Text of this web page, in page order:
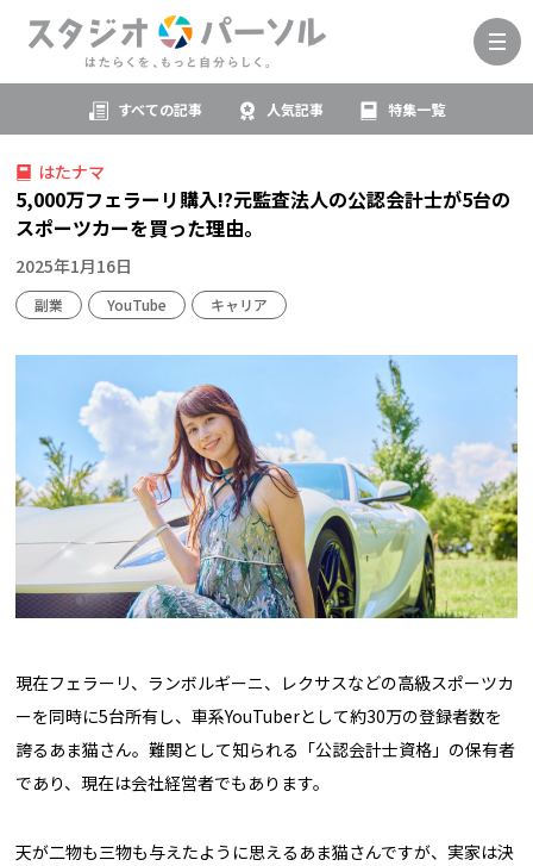
すべての記事 人気記事 特集一覧
はたナマ
5,000万フェラーリ購入!?元監査法人の公認会計士が5台の
スポーツカーを買った理由。
2025年1月16日
副業 YouTube キャリア
現在フェラーリ、ランボルギーニ、レクサスなどの高級スポーツカ
ーを同時に5台所有し、車系YouTuberとして約30万の登録者数を
誇るあま猫さん。難関として知られる「公認会計士資格」の保有者
であり、現在は会社経営者でもあります。
天が二物も三物も与えたように思えるあま猫さんですが、実家は決